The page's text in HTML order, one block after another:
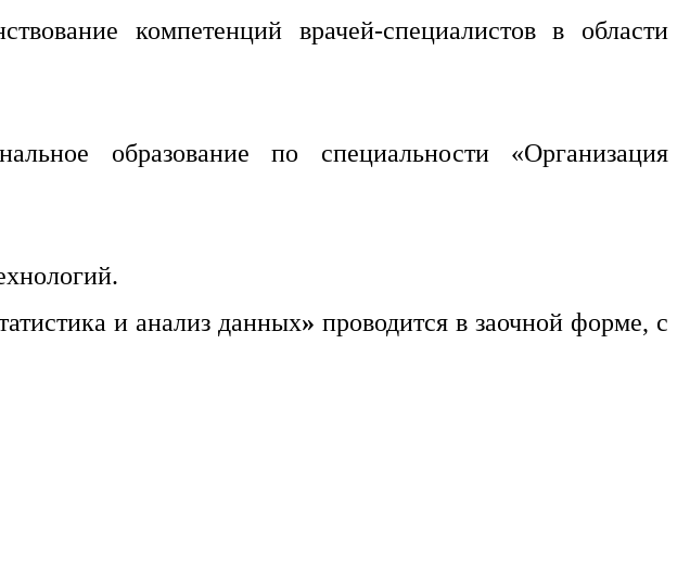
компетенций врачей-специалистов в области
образование по специальности «Организация
и анализ данных» проводится в заочной форме, с